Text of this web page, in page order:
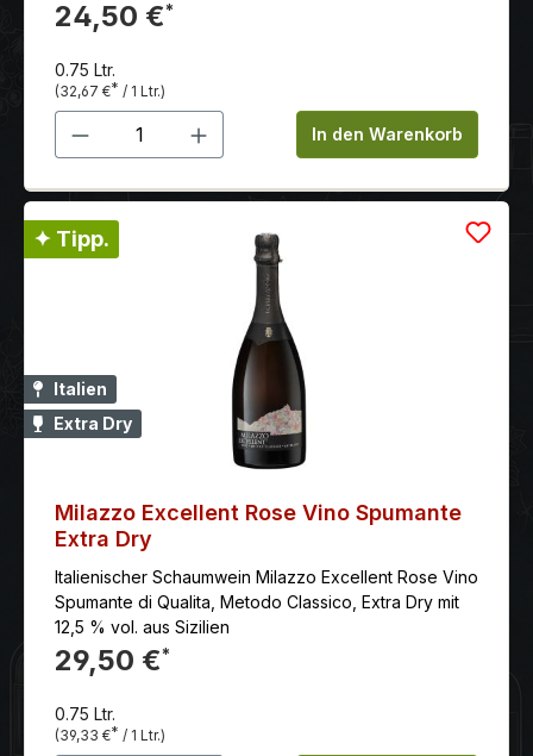
frischen exotischen Früchten und frischem Brioche.
24,50 €*
0.75 Ltr.
(32,67 €* / 1 Ltr.)
Produkt Anzahl: Gib denIn den Warenkorb
✦ Tipp.
Italien
Extra Dry
Milazzo Excellent Rose Vino Spumante
Extra Dry
Italienischer Schaumwein Milazzo Excellent Rose Vino
Spumante di Qualita, Metodo Classico, Extra Dry mit
12,5 % vol. aus Sizilien
29,50 €*
0.75 Ltr.
(39,33 €* / 1 Ltr.)